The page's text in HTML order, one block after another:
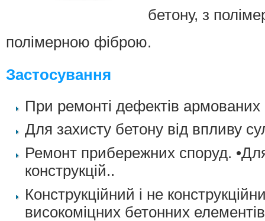
бетону, з
полімерною фіброю.
Застосування
При ремонті дефектів армованих
Для захисту бетону від впливу
Ремонт прибережних споруд.
конструкцій..
Конструкційний і не
високоміцних бетонних